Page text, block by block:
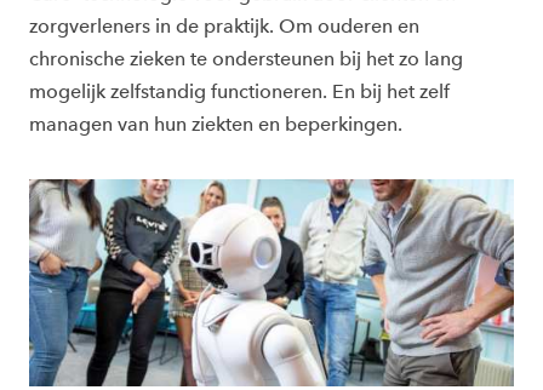
zorgverleners in de praktijk. Om ouderen en
chronische zieken te ondersteunen bij het zo lang
mogelijk zelfstandig functioneren. En bij het zelf
managen van hun ziekten en beperkingen.